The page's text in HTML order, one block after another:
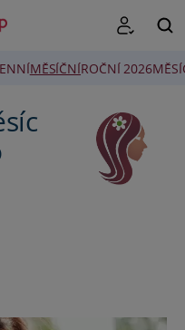
MĚSÍČNÍROČNÍ 2026